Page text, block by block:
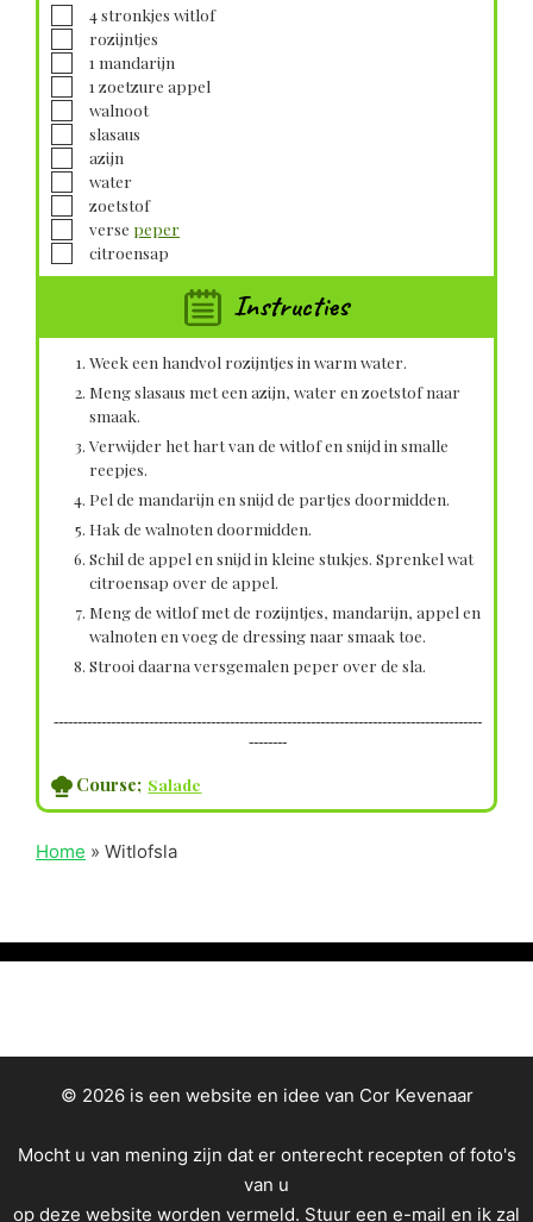
▢
4stronkjes witlof
▢
rozijntjes
▢1 mandarijn
▢1 zoetzure appel
▢
walnoot
▢
slasaus
▢
azijn
▢
water
▢
zoetstof
▢
verse peper
▢
citroensap
Instructies
Week een handvol rozijntjes in warm water.
Meng slasaus met een azijn, water en zoetstof naar
smaak.
Verwijder het hart van de witlof en snijd in smalle
reepjes.
Pel de mandarijn en snijd de partjes doormidden.
Hak de walnoten doormidden.
Schil de appel en snijd in kleine stukjes. Sprenkel wat
citroensap over de appel.
Meng de witlof met de rozijntjes, mandarijn, appel en
walnoten en voeg de dressing naar smaak toe.
Strooi daarna versgemalen peper over de sla.
------------------------------------------------------------------------------------------
--------
Course; Salade
Home » Witlofsla
© 2026 is een website en idee van Cor Kevenaar
Mocht u van mening zijn dat er onterecht recepten of foto's
van u
op deze website worden vermeld. Stuur een e-mail en ik zal